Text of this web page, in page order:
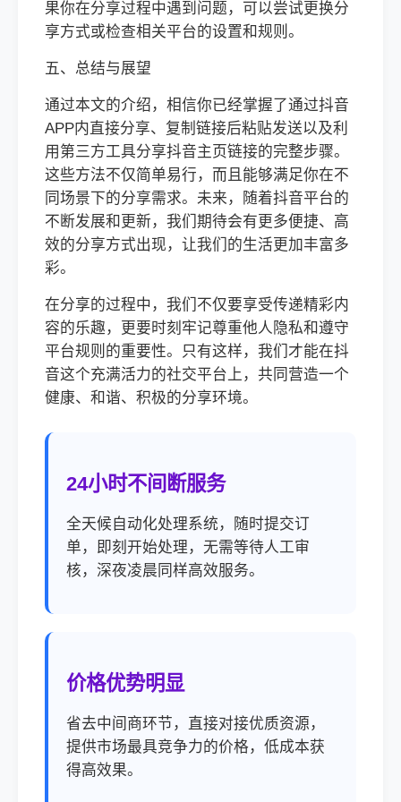
果你在分享过程中遇到问题，可以尝试更换分
享方式或检查相关平台的设置和规则。
五、总结与展望
通过本文的介绍，相信你已经掌握了通过抖音
APP内直接分享、复制链接后粘贴发送以及利
用第三方工具分享抖音主页链接的完整步骤。
这些方法不仅简单易行，而且能够满足你在不
同场景下的分享需求。未来，随着抖音平台的
不断发展和更新，我们期待会有更多便捷、高
效的分享方式出现，让我们的生活更加丰富多
彩。
在分享的过程中，我们不仅要享受传递精彩内
容的乐趣，更要时刻牢记尊重他人隐私和遵守
平台规则的重要性。只有这样，我们才能在抖
音这个充满活力的社交平台上，共同营造一个
健康、和谐、积极的分享环境。
24小时不间断服务
全天候自动化处理系统，随时提交订
单，即刻开始处理，无需等待人工审
核，深夜凌晨同样高效服务。
价格优势明显
省去中间商环节，直接对接优质资源，
提供市场最具竞争力的价格，低成本获
得高效果。